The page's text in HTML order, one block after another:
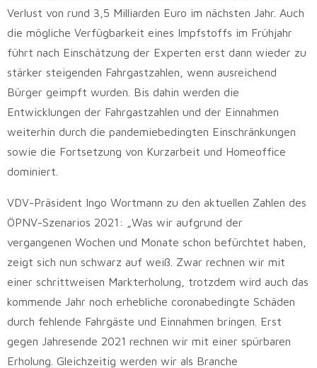
Verlust von rund 3,5 Milliarden Euro im nächsten Jahr. Auch
die mögliche Verfügbarkeit eines Impfstoffs im Frühjahr
führt nach Einschätzung der Experten erst dann wieder zu
stärker steigenden Fahrgastzahlen, wenn ausreichend
Bürger geimpft wurden. Bis dahin werden die
Entwicklungen der Fahrgastzahlen und der Einnahmen
weiterhin durch die pandemiebedingten Einschränkungen
sowie die Fortsetzung von Kurzarbeit und Homeoffice
dominiert.
VDV-Präsident Ingo Wortmann zu den aktuellen Zahlen des
ÖPNV-Szenarios 2021: „Was wir aufgrund der
vergangenen Wochen und Monate schon befürchtet haben,
zeigt sich nun schwarz auf weiß. Zwar rechnen wir mit
einer schrittweisen Markterholung, trotzdem wird auch das
kommende Jahr noch erhebliche coronabedingte Schäden
durch fehlende Fahrgäste und Einnahmen bringen. Erst
gegen Jahresende 2021 rechnen wir mit einer spürbaren
Erholung. Gleichzeitig werden wir als Branche